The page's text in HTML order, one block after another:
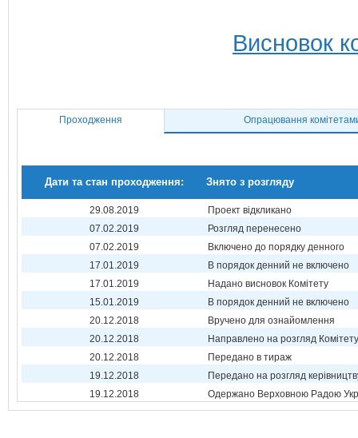
Висновок
Проходження Опрацювання
Дати та стан проходження: Знято з розгляду
29.08.2019
Проект відкликано
07.02.2019
Розгляд перенесено
07.02.2019
Включено до порядку денного
17.01.2019
В порядок денний не включено
17.01.2019
Надано висновок Комітету
15.01.2019
В порядок денний не включено
20.12.2018
Вручено для ознайомлення
20.12.2018
Направлено на розгляд Комітету
20.12.2018
Передано в тираж
19.12.2018
Передано на розгляд
19.12.2018
Одержано Верховною Радою